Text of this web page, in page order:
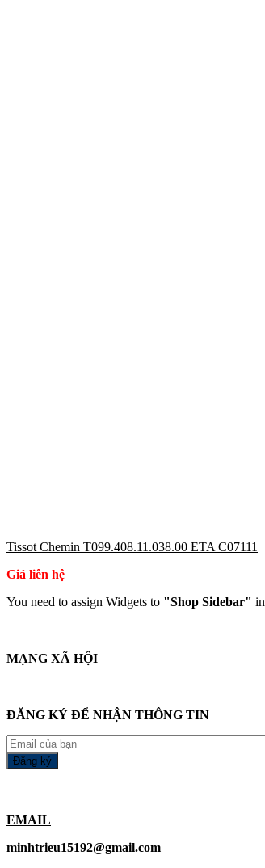
Tissot Chemin T099.408.11.038.00 ETA C07111
Giá liên hệ
You need to assign Widgets to "Shop Sidebar" in
MẠNG XÃ HỘI
ĐĂNG KÝ ĐỂ NHẬN THÔNG TIN
EMAIL
minhtrieu15192@gmail.com